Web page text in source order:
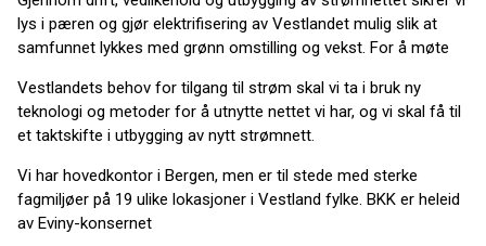
lys i pæren og gjør elektrifisering av Vestlandet mulig slik at
samfunnet lykkes med grønn omstilling og vekst. For å møte
Vestlandets behov for tilgang til strøm skal vi ta i bruk ny
teknologi og metoder for å utnytte nettet vi har, og vi skal få til
et taktskifte i utbygging av nytt strømnett.
Vi har hovedkontor i Bergen, men er til stede med sterke
fagmiljøer på 19 ulike lokasjoner i Vestland fylke. BKK er heleid
av Eviny-konsernet